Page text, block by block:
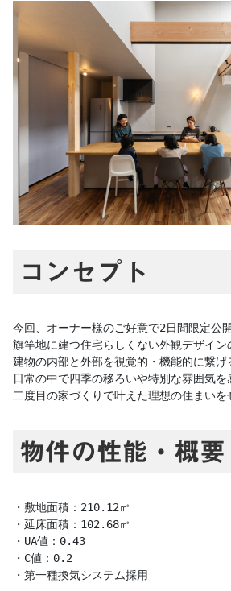
コンセプト
今回、オーナー様のご好意で2日間限定公
旗竿地に建つ住宅らしくない外観デザイン
建物の内部と外部を視覚的・機能的に繋
日常の中で四季の移ろいや特別な雰囲気
二度目の家づくりで叶えた理想の住まい
物件の性能・概要
・敷地面積：210.12㎡
・延床面積：102.68㎡
・UA値：0.43
・C値：0.2
・第一種換気システム採用